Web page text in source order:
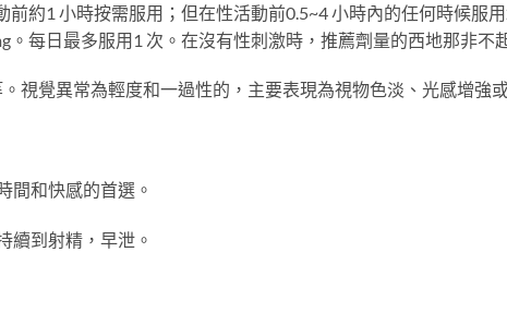
前約1 小時按需服用；但在性活動前0.5~4 小時內的任何時候服
每日最多服用1 次。在沒有性刺激時，推薦劑量的西地那非不
視覺異常為輕度和一過性的，主要表現為視物色淡、光感增強
間和快感的首選。
續到射精，早泄。